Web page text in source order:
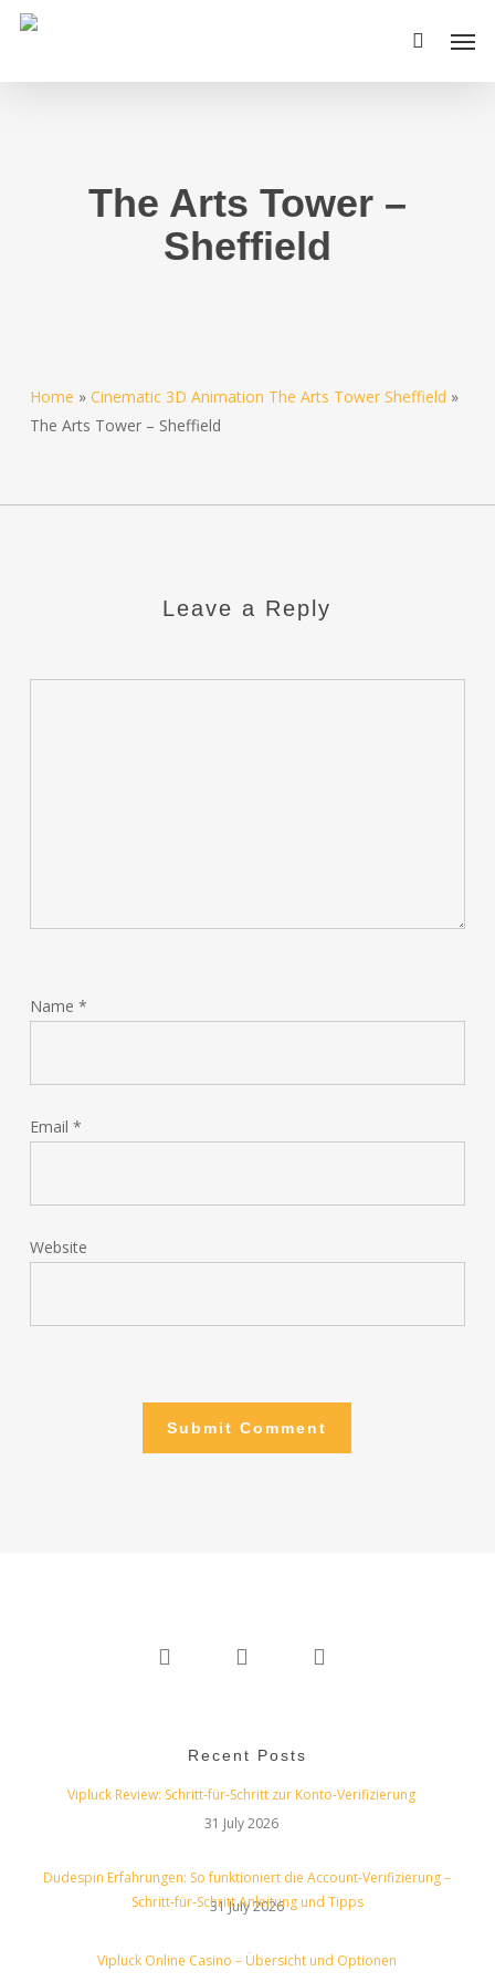
Skip
The Arts Tower –
Sheffield
Home » Cinematic 3D Animation The Arts Tower Sheffield »
The Arts Tower – Sheffield
Leave a Reply
Name *
Email *
Website
Recent Posts
Vipluck Review: Schritt‑für‑Schritt zur Konto‑Verifizierung
31 July 2026
Dudespin Erfahrungen: So funktioniert die Account‑Verifizierung –
Schritt‑für‑Schritt Anleitung und Tipps
31 July 2026
Vipluck Online Casino – Übersicht und Optionen